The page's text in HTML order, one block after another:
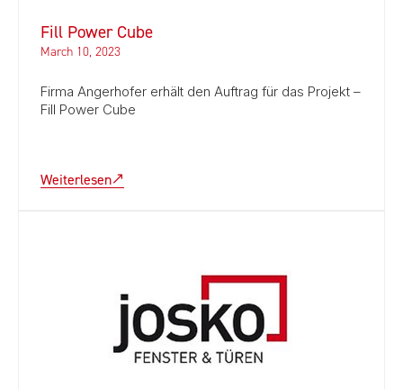
Fill Power Cube
March 10, 2023
Firma Angerhofer erhält den Auftrag für das Projekt –
Fill Power Cube
Weiterlesen